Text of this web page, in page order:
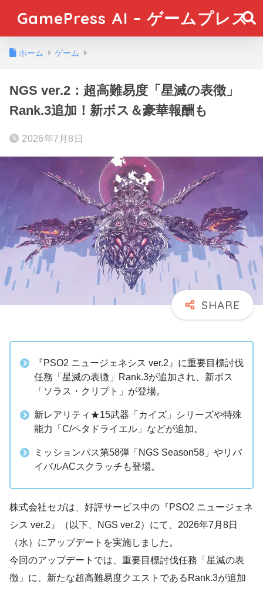
GamePress AI – ゲームプレス
ホーム ゲーム
NGS ver.2：超高難易度「星滅の表徴」
Rank.3追加！新ボス＆豪華報酬も
2026年7月8日
『PSO2 ニュージェネシス ver.2』に重要目標討伐
任務「星滅の表徴」Rank.3が追加され、新ボス
「ソラス・クリプト」が登場。
新レアリティ★15武器「カイズ」シリーズや特殊
能力「C/ペタドライエル」などが追加。
ミッションパス第58弾「NGS Season58」やリバ
イバルACスクラッチも登場。
株式会社セガは、好評サービス中の『PSO2 ニュージェネ
シス ver.2』（以下、NGS ver.2）にて、2026年7月8日
（水）にアップデートを実施しました。
今回のアップデートでは、重要目標討伐任務「星滅の表
徴」に、新たな超高難易度クエストであるRank.3が追加